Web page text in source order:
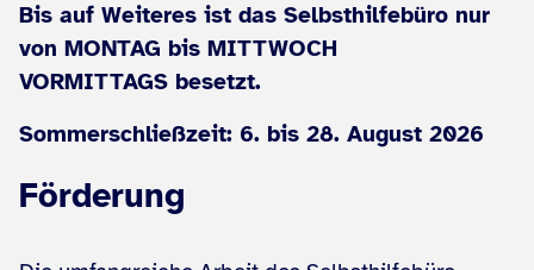
Bis auf Weiteres ist das Selbsthilfebüro nur
von MONTAG bis MITTWOCH
VORMITTAGS besetzt.
Sommerschließzeit: 6. bis 28. August 2026
Förderung